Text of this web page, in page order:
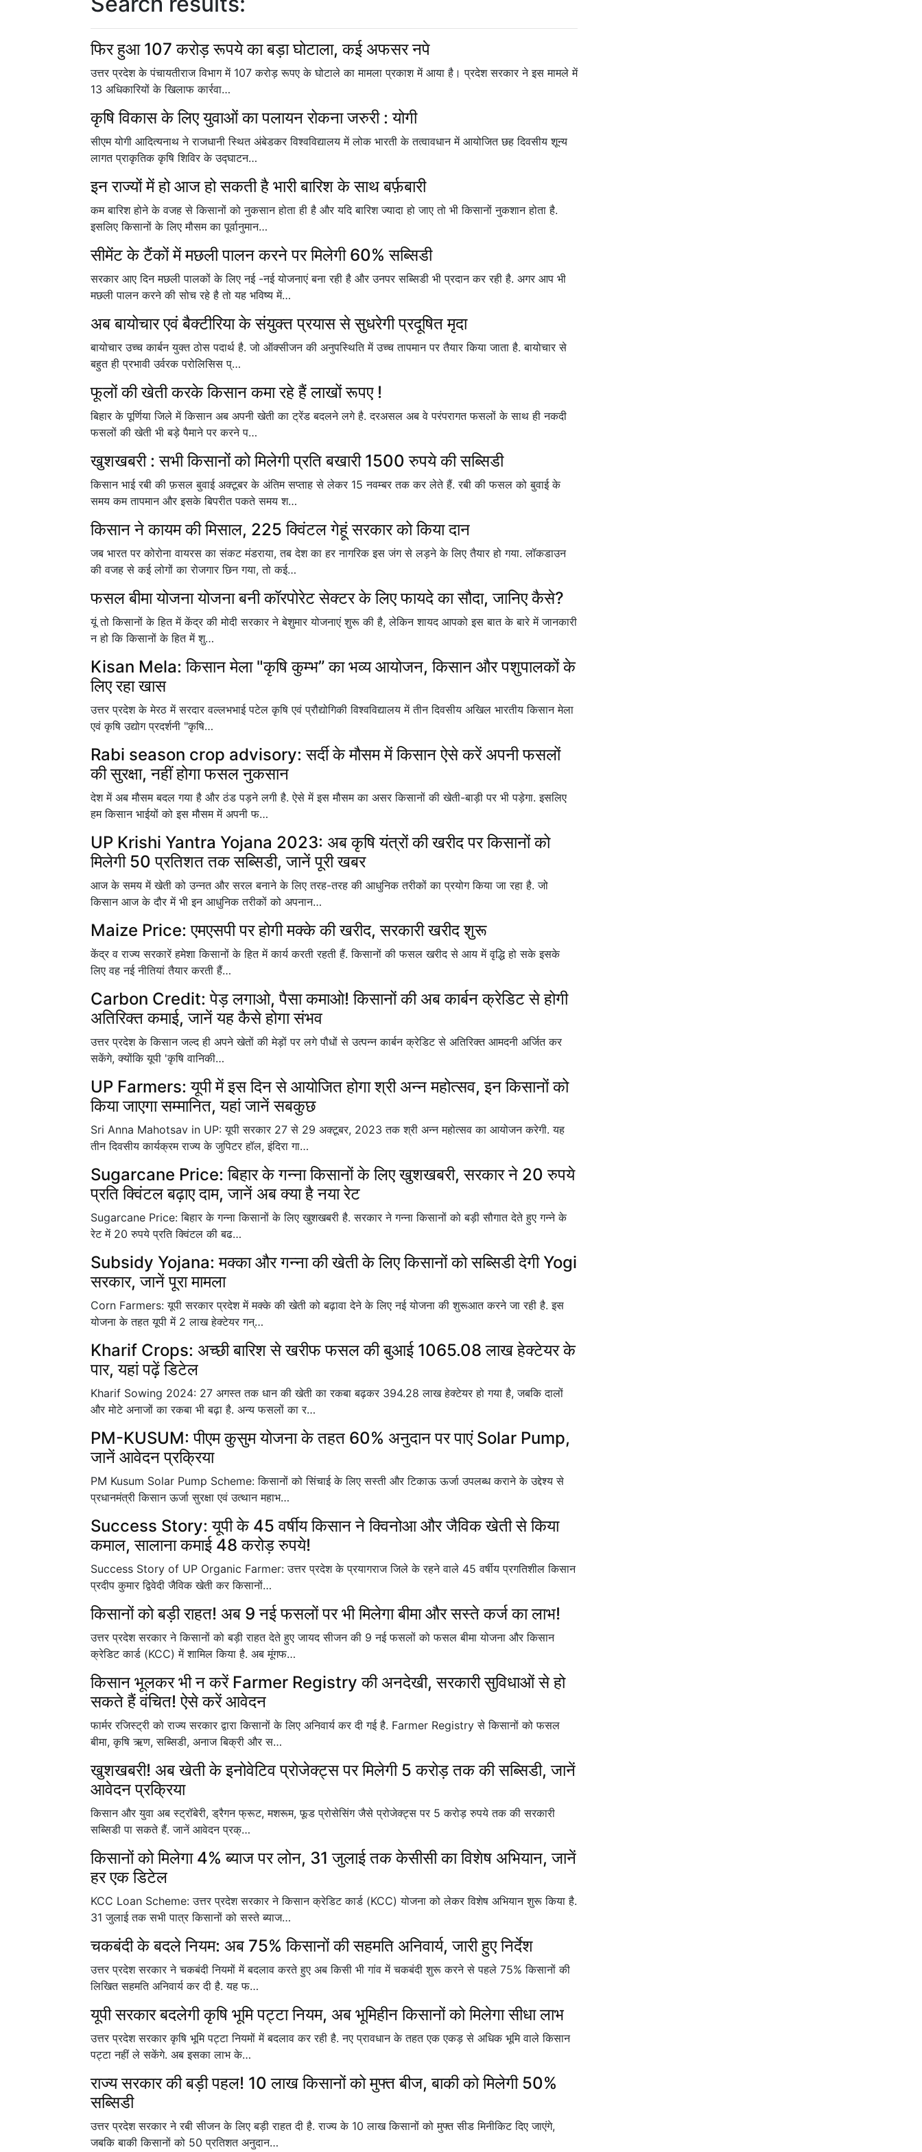
फिर हुआ 107 करोड़ रूपये का बड़ा घोटाला, कई अफसर नपे
उत्तर प्रदेश के पंचायतीराज विभाग में 107 करोड़ रूपए के घोटाले का मामला प्रकाश में आया है। प्रदेश सरकार ने इस मामले में
13 अधिकारियों के खिलाफ कार्रवा…
कृषि विकास के लिए युवाओं का पलायन रोकना जरुरी : योगी
सीएम योगी आदित्यनाथ ने राजधानी स्थित अंबेडकर विश्वविद्यालय में लोक भारती के तत्वावधान में आयोजित छह दिवसीय शून्य
लागत प्राकृतिक कृषि शिविर के उद्घाटन…
इन राज्यों में हो आज हो सकती है भारी बारिश के साथ बर्फ़बारी
कम बारिश होने के वजह से किसानों को नुकसान होता ही है और यदि बारिश ज्यादा हो जाए तो भी किसानों नुकशान होता है.
इसलिए किसानों के लिए मौसम का पूर्वानुमान…
सीमेंट के टैंकों में मछली पालन करने पर मिलेगी 60% सब्सिडी
सरकार आए दिन मछली पालकों के लिए नई -नई योजनाएं बना रही है और उनपर सब्सिडी भी प्रदान कर रही है. अगर आप भी
मछली पालन करने की सोच रहे है तो यह भविष्य में…
अब बायोचार एवं बैक्टीरिया के संयुक्त प्रयास से सुधरेगी प्रदूषित मृदा
बायोचार उच्च कार्बन युक्त ठोस पदार्थ है. जो ऑक्सीजन की अनुपस्थिति में उच्च तापमान पर तैयार किया जाता है. बायोचार से
बहुत ही प्रभावी उर्वरक परोलिसिस प्…
फूलों की खेती करके किसान कमा रहे हैं लाखों रूपए !
बिहार के पूर्णिया जिले में किसान अब अपनी खेती का ट्रेंड बदलने लगे है. दरअसल अब वे परंपरागत फसलों के साथ ही नकदी
फसलों की खेती भी बड़े पैमाने पर करने प…
खुशखबरी : सभी किसानों को मिलेगी प्रति बखारी 1500 रुपये की सब्सिडी
किसान भाई रबी की फ़सल बुवाई अक्टूबर के अंतिम सप्ताह से लेकर 15 नवम्बर तक कर लेते हैं. रबी की फसल को बुवाई के
समय कम तापमान और इसके बिपरीत पकते समय श…
किसान ने कायम की मिसाल, 225 क्विंटल गेहूं सरकार को किया दान
जब भारत पर कोरोना वायरस का संकट मंडराया, तब देश का हर नागरिक इस जंग से लड़ने के लिए तैयार हो गया. लॉकडाउन
की वजह से कई लोगों का रोजगार छिन गया, तो कई…
फसल बीमा योजना योजना बनी कॉरपोरेट सेक्टर के लिए फायदे का सौदा, जानिए कैसे?
यूं तो किसानों के हित में केंद्र की मोदी सरकार ने बेशुमार योजनाएं शुरू की है, लेकिन शायद आपको इस बात के बारे में जानकारी
न हो कि किसानों के हित में शु…
Kisan Mela: किसान मेला "कृषि कुम्भ” का भव्य आयोजन, किसान और पशुपालकों के
लिए रहा खास
उत्तर प्रदेश के मेरठ में सरदार वल्लभभाई पटेल कृषि एवं प्रौद्योगिकी विश्वविद्यालय में तीन दिवसीय अखिल भारतीय किसान मेला
एवं कृषि उद्योग प्रदर्शनी "कृषि…
Rabi season crop advisory: सर्दी के मौसम में किसान ऐसे करें अपनी फसलों
की सुरक्षा, नहीं होगा फसल नुकसान
देश में अब मौसम बदल गया है और ठंड पड़ने लगी है. ऐसे में इस मौसम का असर किसानों की खेती-बाड़ी पर भी पड़ेगा. इसलिए
हम किसान भाईयों को इस मौसम में अपनी फ…
UP Krishi Yantra Yojana 2023: अब कृषि यंत्रों की खरीद पर किसानों को
मिलेगी 50 प्रतिशत तक सब्सिडी, जानें पूरी खबर
आज के समय में खेती को उन्नत और सरल बनाने के लिए तरह-तरह की आधुनिक तरीकों का प्रयोग किया जा रहा है. जो
किसान आज के दौर में भी इन आधुनिक तरीकों को अपनान…
Maize Price: एमएसपी पर होगी मक्के की खरीद, सरकारी खरीद शुरू
केंद्र व राज्य सरकारें हमेशा किसानों के हित में कार्य करती रहती हैं. किसानों की फसल खरीद से आय में वृद्धि हो सके इसके
लिए वह नई नीतियां तैयार करती हैं…
Carbon Credit: पेड़ लगाओ, पैसा कमाओ! किसानों की अब कार्बन क्रेडिट से होगी
अतिरिक्त कमाई, जानें यह कैसे होगा संभव
उत्तर प्रदेश के किसान जल्द ही अपने खेतों की मेड़ों पर लगे पौधों से उत्पन्न कार्बन क्रेडिट से अतिरिक्त आमदनी अर्जित कर
सकेंगे, क्योंकि यूपी 'कृषि वानिकी…
UP Farmers: यूपी में इस दिन से आयोजित होगा श्री अन्न महोत्सव, इन किसानों को
किया जाएगा सम्मानित, यहां जानें सबकुछ
Sri Anna Mahotsav in UP: यूपी सरकार 27 से 29 अक्टूबर, 2023 तक श्री अन्न महोत्सव का आयोजन करेगी. यह
तीन दिवसीय कार्यक्रम राज्य के जुपिटर हॉल, इंदिरा गा…
Sugarcane Price: बिहार के गन्ना किसानों के लिए खुशखबरी, सरकार ने 20 रुपये
प्रति क्विंटल बढ़ाए दाम, जानें अब क्या है नया रेट
Sugarcane Price: बिहार के गन्ना किसानों के लिए खुशखबरी है. सरकार ने गन्ना किसानों को बड़ी सौगात देते हुए गन्ने के
रेट में 20 रुपये प्रति क्विंटल की बढ…
Subsidy Yojana: मक्का और गन्ना की खेती के लिए किसानों को सब्सिडी देगी Yogi
सरकार, जानें पूरा मामला
Corn Farmers: यूपी सरकार प्रदेश में मक्के की खेती को बढ़ावा देने के लिए नई योजना की शुरूआत करने जा रही है. इस
योजना के तहत यूपी में 2 लाख हेक्टेयर गन्…
Kharif Crops: अच्छी बारिश से खरीफ फसल की बुआई 1065.08 लाख हेक्टेयर के
पार, यहां पढ़ें डिटेल
Kharif Sowing 2024: 27 अगस्त तक धान की खेती का रकबा बढ़कर 394.28 लाख हेक्टेयर हो गया है, जबकि दालों
और मोटे अनाजों का रकबा भी बढ़ा है. अन्य फसलों का र…
PM-KUSUM: पीएम कुसुम योजना के तहत 60% अनुदान पर पाएं Solar Pump,
जानें आवेदन प्रक्रिया
PM Kusum Solar Pump Scheme: किसानों को सिंचाई के लिए सस्ती और टिकाऊ ऊर्जा उपलब्ध कराने के उद्देश्य से
प्रधानमंत्री किसान ऊर्जा सुरक्षा एवं उत्थान महाभ…
Success Story: यूपी के 45 वर्षीय किसान ने क्विनोआ और जैविक खेती से किया
कमाल, सालाना कमाई 48 करोड़ रुपये!
Success Story of UP Organic Farmer: उत्तर प्रदेश के प्रयागराज जिले के रहने वाले 45 वर्षीय प्रगतिशील किसान
प्रदीप कुमार द्विवेदी जैविक खेती कर किसानों…
किसानों को बड़ी राहत! अब 9 नई फसलों पर भी मिलेगा बीमा और सस्ते कर्ज का लाभ!
उत्तर प्रदेश सरकार ने किसानों को बड़ी राहत देते हुए जायद सीजन की 9 नई फसलों को फसल बीमा योजना और किसान
क्रेडिट कार्ड (KCC) में शामिल किया है. अब मूंगफ…
किसान भूलकर भी न करें Farmer Registry की अनदेखी, सरकारी सुविधाओं से हो
सकते हैं वंचित! ऐसे करें आवेदन
फार्मर रजिस्ट्री को राज्य सरकार द्वारा किसानों के लिए अनिवार्य कर दी गई है. Farmer Registry से किसानों को फसल
बीमा, कृषि ऋण, सब्सिडी, अनाज बिक्री और स…
खुशखबरी! अब खेती के इनोवेटिव प्रोजेक्ट्स पर मिलेगी 5 करोड़ तक की सब्सिडी, जानें
आवेदन प्रक्रिया
किसान और युवा अब स्ट्रॉबेरी, ड्रैगन फ्रूट, मशरूम, फूड प्रोसेसिंग जैसे प्रोजेक्ट्स पर 5 करोड़ रुपये तक की सरकारी
सब्सिडी पा सकते हैं. जानें आवेदन प्रक्…
किसानों को मिलेगा 4% ब्याज पर लोन, 31 जुलाई तक केसीसी का विशेष अभियान, जानें
हर एक डिटेल
KCC Loan Scheme: उत्तर प्रदेश सरकार ने किसान क्रेडिट कार्ड (KCC) योजना को लेकर विशेष अभियान शुरू किया है.
31 जुलाई तक सभी पात्र किसानों को सस्ते ब्याज…
चकबंदी के बदले नियम: अब 75% किसानों की सहमति अनिवार्य, जारी हुए निर्देश
उत्तर प्रदेश सरकार ने चकबंदी नियमों में बदलाव करते हुए अब किसी भी गांव में चकबंदी शुरू करने से पहले 75% किसानों की
लिखित सहमति अनिवार्य कर दी है. यह फ…
यूपी सरकार बदलेगी कृषि भूमि पट्टा नियम, अब भूमिहीन किसानों को मिलेगा सीधा लाभ
उत्तर प्रदेश सरकार कृषि भूमि पट्टा नियमों में बदलाव कर रही है. नए प्रावधान के तहत एक एकड़ से अधिक भूमि वाले किसान
पट्टा नहीं ले सकेंगे. अब इसका लाभ के…
राज्य सरकार की बड़ी पहल! 10 लाख किसानों को मुफ्त बीज, बाकी को मिलेगी 50%
सब्सिडी
उत्तर प्रदेश सरकार ने रबी सीजन के लिए बड़ी राहत दी है. राज्य के 10 लाख किसानों को मुफ्त सीड मिनीकिट दिए जाएंगे,
जबकि बाकी किसानों को 50 प्रतिशत अनुदान…